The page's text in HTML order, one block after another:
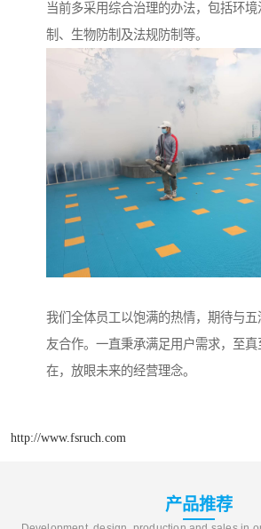
当前多采用综合治理的办法，包括环
制、生物防制及法规防制等。
我们全体员工以饱满的热情，期待与五
友合作。一直秉承满足用户需求，至
在，放眼未来的经营理念。
http://www.fsruch.com
产品推荐